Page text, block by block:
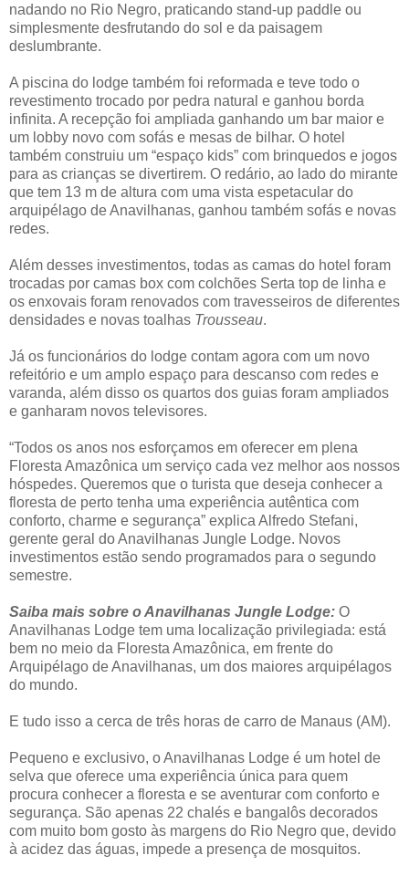
nadando no Rio Negro, praticando stand-up paddle ou
simplesmente desfrutando do sol e da paisagem
deslumbrante.
A piscina do lodge também foi reformada e teve todo o
revestimento trocado por pedra natural e ganhou borda
infinita. A recepção foi ampliada ganhando um bar maior e
um lobby novo com sofás e mesas de bilhar. O hotel
também construiu um “espaço kids” com brinquedos e jogos
para as crianças se divertirem. O redário, ao lado do mirante
que tem 13 m de altura com uma vista espetacular do
arquipélago de Anavilhanas, ganhou também sofás e novas
redes.
Além desses investimentos, todas as camas do hotel foram
trocadas por camas box com colchões Serta top de linha e
os enxovais foram renovados com travesseiros de diferentes
densidades e novas toalhas Trousseau.
Já os funcionários do lodge contam agora com um novo
refeitório e um amplo espaço para descanso com redes e
varanda, além disso os quartos dos guias foram ampliados
e ganharam novos televisores.
“Todos os anos nos esforçamos em oferecer em plena
Floresta Amazônica um serviço cada vez melhor aos nossos
hóspedes. Queremos que o turista que deseja conhecer a
floresta de perto tenha uma experiência autêntica com
conforto, charme e segurança” explica Alfredo Stefani,
gerente geral do Anavilhanas Jungle Lodge. Novos
investimentos estão sendo programados para o segundo
semestre.
Saiba mais sobre o Anavilhanas Jungle Lodge: O
Anavilhanas Lodge tem uma localização privilegiada: está
bem no meio da Floresta Amazônica, em frente do
Arquipélago de Anavilhanas, um dos maiores arquipélagos
do mundo.
E tudo isso a cerca de três horas de carro de Manaus (AM).
Pequeno e exclusivo, o Anavilhanas Lodge é um hotel de
selva que oferece uma experiência única para quem
procura conhecer a floresta e se aventurar com conforto e
segurança. São apenas 22 chalés e bangalôs decorados
com muito bom gosto às margens do Rio Negro que, devido
à acidez das águas, impede a presença de mosquitos.